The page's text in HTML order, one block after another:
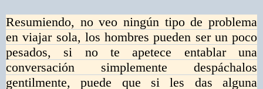
Resumiendo, no veo ningún tipo de problema
en viajar sola, los hombres pueden ser un poco
pesados, si no te apetece entablar una
conversación simplemente despáchalos
gentilmente, puede que si les das alguna